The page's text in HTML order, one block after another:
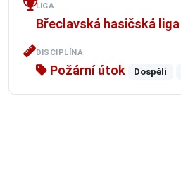
LIGA
Břeclavská hasičská liga
DISCIPLÍNA
Požární útok Dospělí